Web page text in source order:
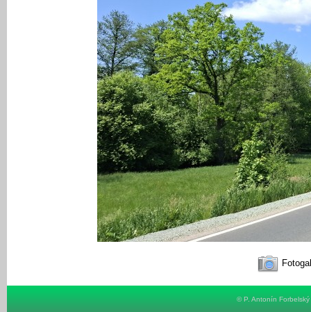
© P. Antonín